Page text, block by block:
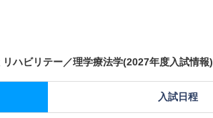
ハビリテー／理学療法学(2027年度入試情報)
入試日程